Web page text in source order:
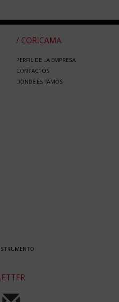
/ CORICAMA
PERFIL DE LA EMPRESA
CONTACTOS
DONDE ESTAMOS